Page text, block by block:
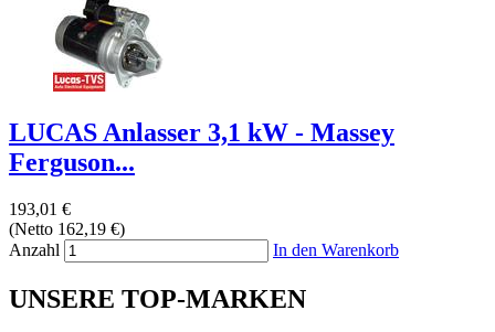
LUCAS Anlasser 3,1 kW - Massey
Ferguson...
193,01 €
(Netto 162,19 €)
Anzahl
In den Warenkorb
UNSERE TOP-MARKEN